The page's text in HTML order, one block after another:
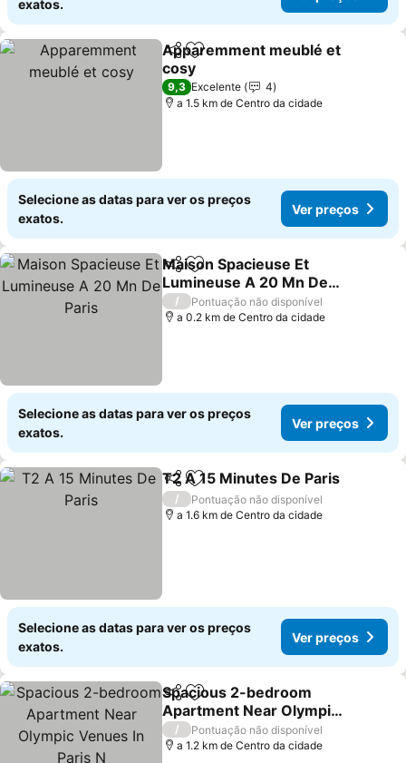
exatos.
PartilharAdicionar aos favoritos
Apparemment meublé et
cosy
Ver preços
9,3 Excelente
4
a 1.5 km de Centro da cidade
Selecione as datas para ver os preços
exatos.
Ver preços
PartilharAdicionar aos favoritos
Maison Spacieuse Et
Lumineuse A 20 Mn De
Paris
Ver preços
/
Pontuação não disponível
a 0.2 km de Centro da cidade
Selecione as datas para ver os preços
exatos.
Ver preços
PartilharAdicionar aos favoritos
T2 A 15 Minutes De Paris
/
Pontuação não disponível
a 1.6 km de Centro da cidade
Selecione as datas para ver os preços
exatos.
Ver preços
PartilharAdicionar aos favoritos
Spacious 2-bedroom
Apartment Near Olympic
Venues In Paris N
Ver preços
/
Pontuação não disponível
a 1.2 km de Centro da cidade